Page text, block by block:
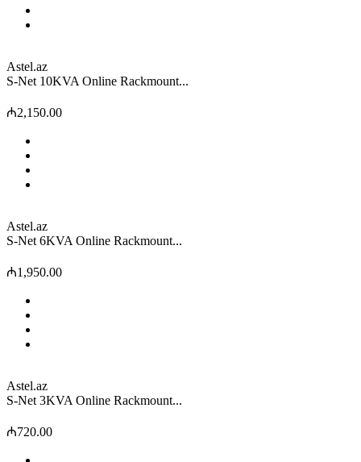
Astel.az
S-Net 10KVA Online Rackmount...
₼2,150.00
Astel.az
S-Net 6KVA Online Rackmount...
₼1,950.00
Astel.az
S-Net 3KVA Online Rackmount...
₼720.00